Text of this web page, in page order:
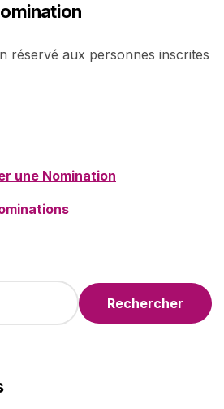
réservé aux personnes inscrites
une Nomination